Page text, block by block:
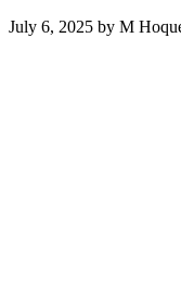
July 6, 2025 by M